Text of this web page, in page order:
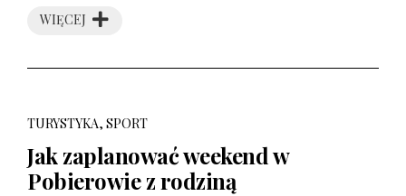
WIĘCEJ
TURYSTYKA, SPORT
Jak zaplanować weekend w
Pobierowie z rodziną